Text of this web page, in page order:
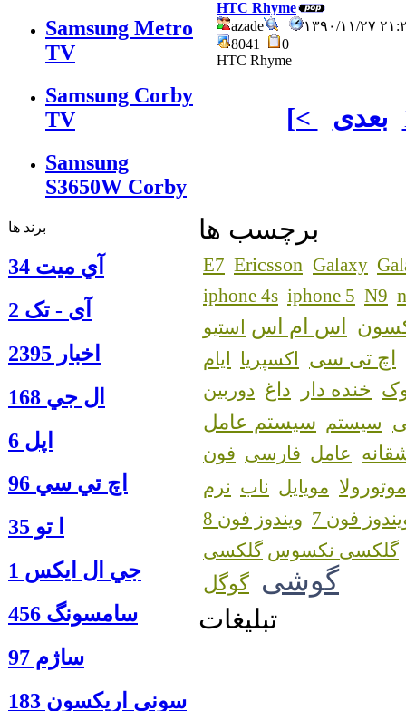
Samsung Metro
TV
Samsung Corby
TV
Samsung
S3650W Corby
برند ها
آي ميت 34
آی - تک 2
اخبار 2395
ال جي 168
اپل 6
اچ تي سي 96
ا‍ تو 35
جي ال ايكس 1
سامسونگ 456
ساژم 97
سوني اريكسون 183
HTC Rhyme
azade
۱۱/۲۷ ۲۱:۲۶
8041
0
HTC Rhyme
[< بعدی
برچسب ها
E7 Ericsson Galaxy
iphone 4s iphone 5 N9
اس ام اس استیو
اچ تی سی اکسپریا ایام
خنده دار داغ دوربین
سیستم سیستم عامل
عامل فارسی فون
موتورولا مویایل ناب نرم
فون 7
ویندوز فون 8
گلکسی نکسوس
گوشی گوگل
تبلیغات